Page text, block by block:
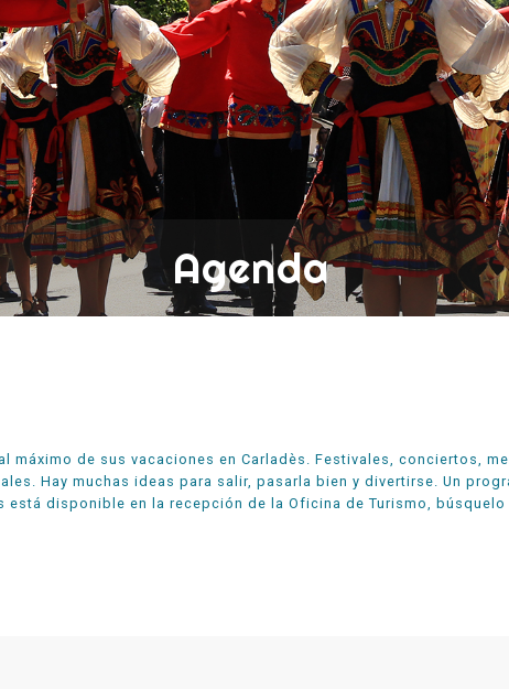
Agenda
máximo de sus vacaciones en Carladès. Festivales, conciertos,
Hay muchas ideas para salir, pasarla bien y divertirse. Un
está disponible en la recepción de la Oficina de Turismo,